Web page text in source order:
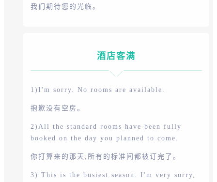
我们期待您的光临。
酒店客满
1)I'm sorry. No rooms are available.
抱歉没有空房。
2)All the standard rooms have been fully
booked on the day you planned to come.
你打算来的那天,所有的标准间都被订完了。
3) This is the busiest season. I'm very sorry,